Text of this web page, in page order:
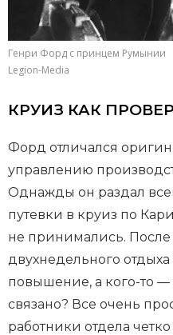
Генри Форд с принцем Румынии
Legion-Media
КРУИЗ КАК
Форд отличался
управлению
Однажды он раздал
путевки в круиз по
не принимались. После
двухнедельного
повышение, а кого-то —
связано? Все очень
работники отдела